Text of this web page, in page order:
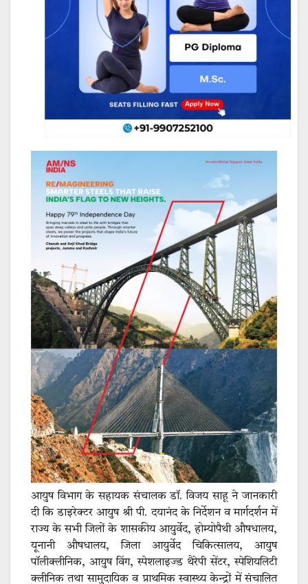
आयुष विभाग के सहायक संचालक डॉ. विजय साहू ने जानकारी
दी कि डाइरेक्टर आयुष श्री पी. दयानंद के निर्देशन व मार्गदर्शन में
राज्य के सभी जिलों के शासकीय आयुर्वेद, होम्योपैथी औषधालय,
यूनानी औषधालय, जिला आयुर्वेद चिकित्सालय, आयुष
पॉलीक्लीनिक, आयुष विंग, स्पेशलाइज्ड थैरेपी सेंटर, स्पेशियलिटी
क्लीनिक तथा सामुदायिक व प्राथमिक स्वास्थ्य केन्द्रों में संचालित